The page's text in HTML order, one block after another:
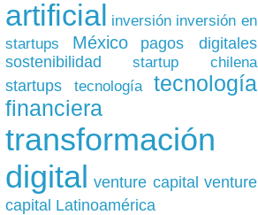
artificial inversión inversión en
startups
México pagos digitales
sostenibilidad startup chilena
startups tecnología
tecnología
financiera
transformación
digital venture capital venture
capital Latinoamérica